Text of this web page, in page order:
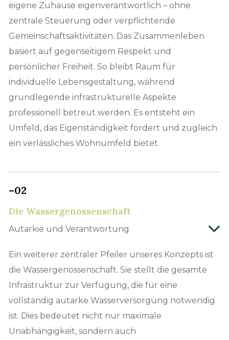
eigene Zuhause eigenverantwortlich – ohne
zentrale Steuerung oder verpflichtende
Gemeinschaftsaktivitäten. Das Zusammenleben
basiert auf gegenseitigem Respekt und
persönlicher Freiheit. So bleibt Raum für
individuelle Lebensgestaltung, während
grundlegende infrastrukturelle Aspekte
professionell betreut werden. Es entsteht ein
Umfeld, das Eigenständigkeit fördert und zugleich
ein verlässliches Wohnumfeld bietet.
–02
Die Wassergenossen­schaft
Autarkie und Verantwortung
Ein weiterer zentraler Pfeiler unseres Konzepts ist
die Wassergenossenschaft. Sie stellt die gesamte
Infrastruktur zur Verfügung, die für eine
vollständig autarke Wasserversorgung notwendig
ist. Dies bedeutet nicht nur maximale
Unabhängigkeit, sondern auch